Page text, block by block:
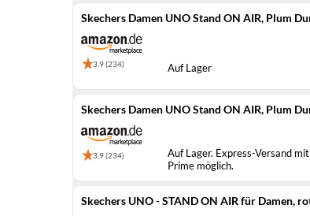
Skechers Damen UNO Stand ON AIR, Plum
3,9 (234) Auf Lager
Skechers Damen UNO Stand ON AIR, Plum
3,9 (234)
Auf Lager. Express-Versand
Prime möglich.
Skechers UNO - STAND ON AIR für Damen,